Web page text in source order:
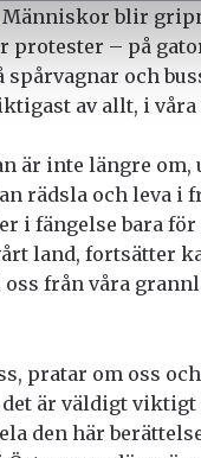
blir
protester – på
och
av allt, i våra
är inte längre om,
rädsla och leva i
i fängelse bara för
land, fortsätter
från våra
pratar om oss
det är väldigt
den här